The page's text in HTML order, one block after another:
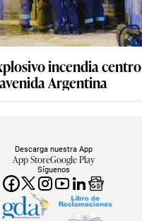
incendia centro
Argentina
Síguenos
Descarga nuestra App
App StoreGoogle Play